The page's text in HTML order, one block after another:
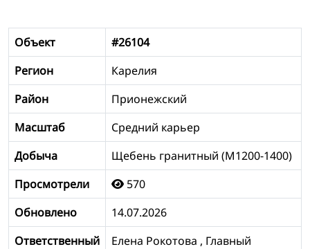
Объект
#26104
Регион
Карелия
Район
Прионежский
Масштаб
Средний карьер
Добыча
Щебень гранитный (М1200-1400)
Просмотрели
570
Обновлено
14.07.2026
Ответственный
Елена Рокотова , Главный